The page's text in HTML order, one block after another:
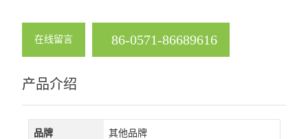
在线留言 86-0571-86689616
产品介绍
品牌 其他品牌